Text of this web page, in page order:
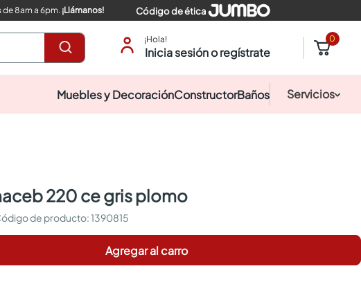
de 8am a 6pm. ¡Llámanos! Código de ética
¡Hola!
Inicia sesión o regístrate
0
Muebles y DecoraciónConstructorBaños Servicios
220 ce gris plomo
:1390815
Agregar al carro